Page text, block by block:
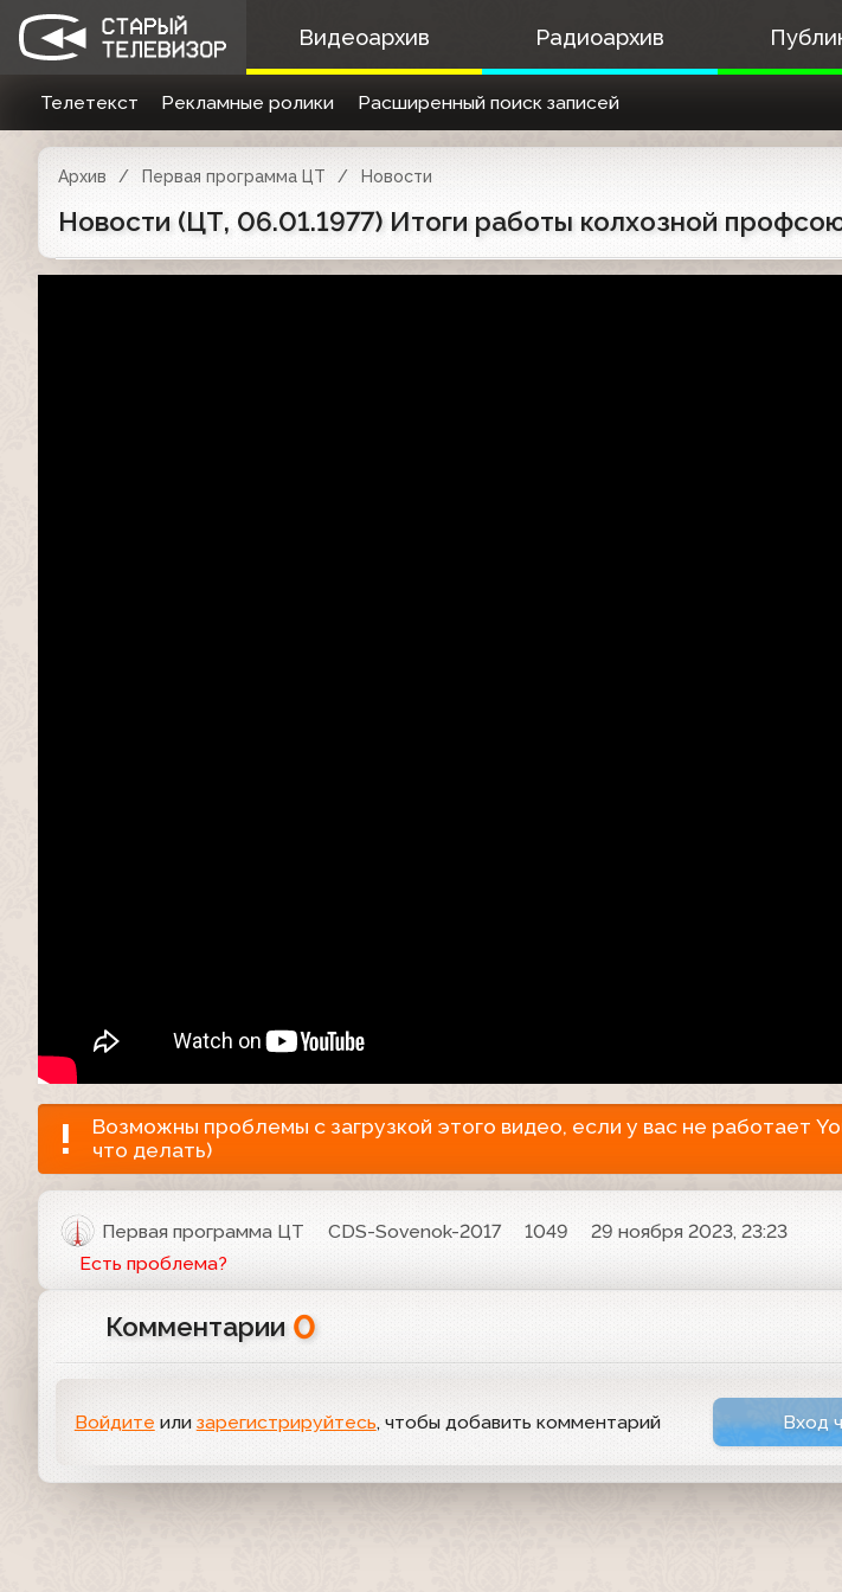
Видеоархив Радиоархив
Телетекст Рекламные ролики Расширенный поиск записей
Архив Первая программа ЦТ Новости
Новости (ЦТ, 06.01.1977) Итоги работы колхозной
Возможны проблемы с загрузкой этого видео, если у вас не работает
что делать)
Первая программа ЦТ CDS-Sovenok-2017 1049
29 ноября 2023, 23:23
Есть проблема?
Комментарии 0
Войдите или зарегистрируйтесь, чтобы добавить комментарий Вход